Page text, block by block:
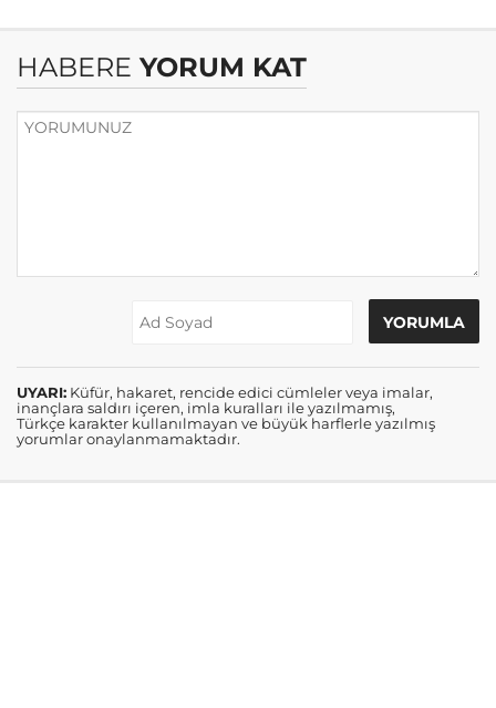
HABERE YORUM KAT
UYARI: Küfür, hakaret, rencide edici cümleler veya imalar,
inançlara saldırı içeren, imla kuralları ile yazılmamış,
Türkçe karakter kullanılmayan ve büyük harflerle yazılmış
yorumlar onaylanmamaktadır.